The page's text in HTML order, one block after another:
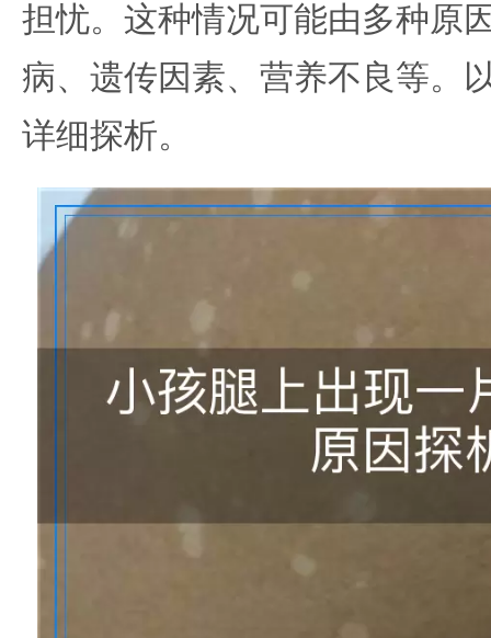
担忧。这种情况可能由多种原
病、遗传因素、营养不良等。
详细探析。